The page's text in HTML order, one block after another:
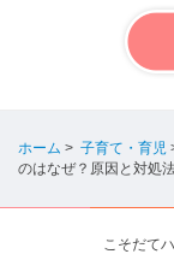
ホーム > 子育て・育児
のはなぜ？原因と対処
こそだて